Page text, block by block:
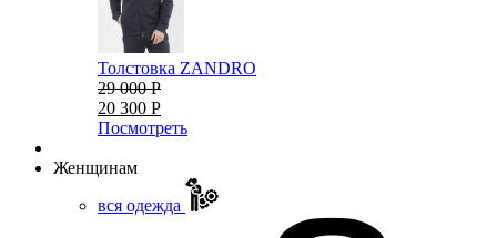
Толстовка ZANDRO
29 000 Р
20 300 Р
Посмотреть
Женщинам
вся одежда